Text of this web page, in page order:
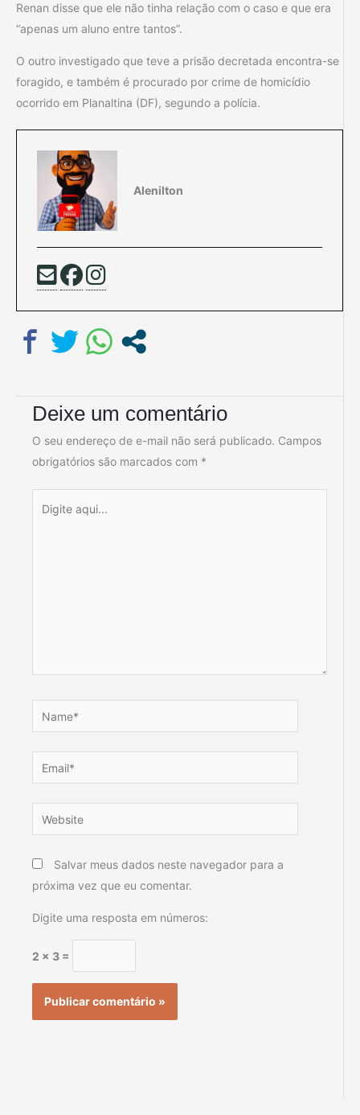
Renan disse que ele não tinha relação com o caso e que era
“apenas um aluno entre tantos”.
O outro investigado que teve a prisão decretada encontra-se
foragido, e também é procurado por crime de homicídio
ocorrido em Planaltina (DF), segundo a polícia.
Alenilton
Deixe um comentário
O seu endereço de e-mail não será publicado. Campos
obrigatórios são marcados com *
aqui...
Email*
Website
Salvar meus dados neste navegador para a
próxima vez que eu comentar.
Digite uma resposta em números:
2 × 3 =